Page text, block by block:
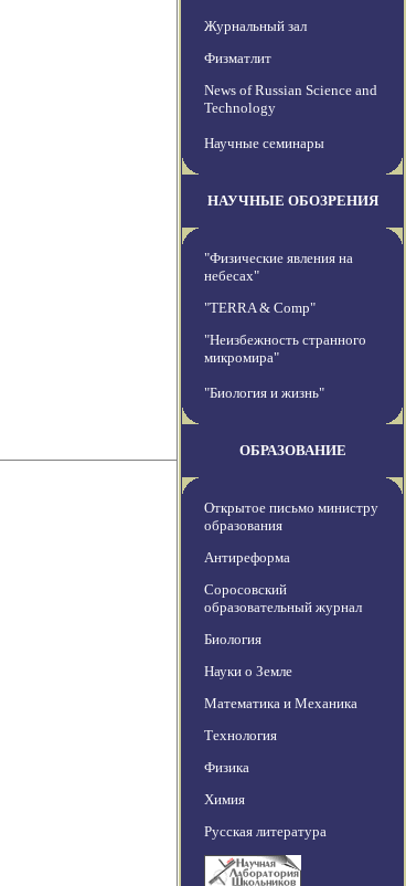
Журнальный зал
Физматлит
News of Russian Science and
Technology
Научные семинары
НАУЧНЫЕ ОБОЗРЕНИЯ
"Физические явления на
небесах"
"TERRA & Comp"
"Неизбежность странного
микромира"
"Биология и жизнь"
ОБРАЗОВАНИЕ
Открытое письмо министру
образования
Антиреформа
Соросовский
образовательный журнал
Биология
Науки о Земле
Математика и Механика
Технология
Физика
Химия
Русская литература